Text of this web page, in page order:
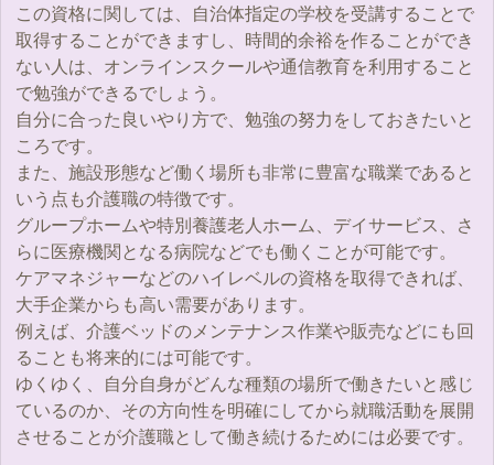
この資格に関しては、自治体指定の学校を受講することで
取得することができますし、時間的余裕を作ることができ
ない人は、オンラインスクールや通信教育を利用すること
で勉強ができるでしょう。
自分に合った良いやり方で、勉強の努力をしておきたいと
ころです。
また、施設形態など働く場所も非常に豊富な職業であると
いう点も介護職の特徴です。
グループホームや特別養護老人ホーム、デイサービス、さ
らに医療機関となる病院などでも働くことが可能です。
ケアマネジャーなどのハイレベルの資格を取得できれば、
大手企業からも高い需要があります。
例えば、介護ベッドのメンテナンス作業や販売などにも回
ることも将来的には可能です。
ゆくゆく、自分自身がどんな種類の場所で働きたいと感じ
ているのか、その方向性を明確にしてから就職活動を展開
させることが介護職として働き続けるためには必要です。